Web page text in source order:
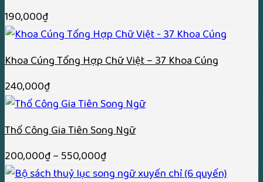
190,000₫
Khoa Cúng Tổng Hợp Chữ Việt – 37 Khoa Cúng
240,000₫
Thổ Công Gia Tiên Song Ngữ
200,000₫– 550,000₫Khoảng
giá: